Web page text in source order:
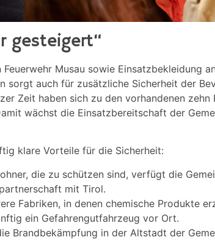
gesteigert“
Musau sowie Einsatzbekleidung
sorgt auch für zusätzliche Sicherheit der
Zeit haben sich zu den vorhandenen zehn
wächst die Einsatzbereitschaft der
klare Vorteile für die Sicherheit:
die zu schützen sind, verfügt die
mit Tirol.
Fabriken, in denen chemische Produkte
ein Gefahrengutfahrzeug vor Ort.
Brandbekämpfung in der Altstadt der